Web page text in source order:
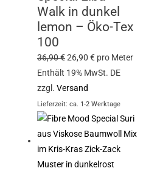
Walk in dunkel
lemon – Öko-Tex
100
36,90€26,90€ pro Meter
Enthält 19% MwSt. DE
zzgl.Versand
Lieferzeit: ca. 1-2 Werktage